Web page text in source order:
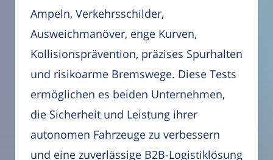
Ampeln, Verkehrsschilder,
Ausweichmanöver, enge Kurven,
Kollisionsprävention, präzises Spurhalten
und risikoarme Bremswege. Diese Tests
ermöglichen es beiden Unternehmen,
die Sicherheit und Leistung ihrer
autonomen Fahrzeuge zu verbessern
und eine zuverlässige B2B-Logistiklösung